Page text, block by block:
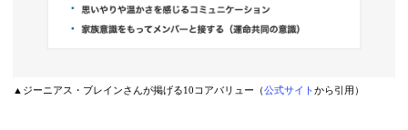
▲ジーニアス・ブレインさんが掲げる10コアバリュー（公式サイトから引用）